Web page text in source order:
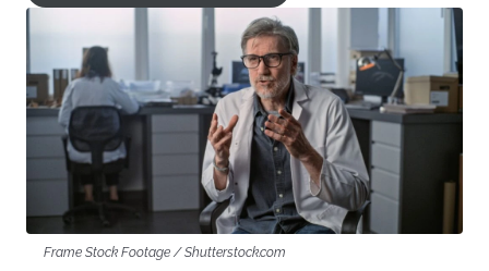
Frame Stock Footage / Shutterstock.com